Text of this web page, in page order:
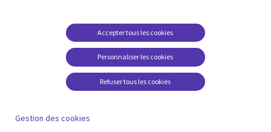
Études de cas
Baladodiffusions
Restrictions et
conditions juridiques
Carrières FAQ
Centre de gestion des
Personnaliser les cookies
Accepter tous les cookies
Refuser tous les cookies
Gestion des cookies